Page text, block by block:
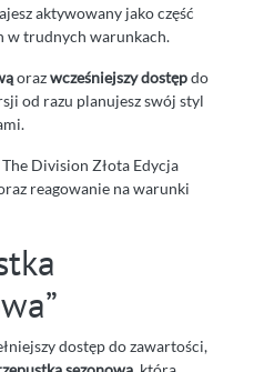
aktywowany jako część
w trudnych warunkach.
orazwcześniejszy dostępdo
od razu planujesz swój styl
Division Złota Edycja
reagowanie na warunki
dostęp do zawartości,